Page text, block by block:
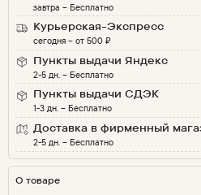
завтра – Бесплатно
Курьерская-Экспресс
сегодня– от 500 ₽
Пункты выдачи Яндекс
2-5 дн. – Бесплатно
Пункты выдачи СДЭК
1-3 дн.– Бесплатно
Доставка в фирменный
2-5 дн.– Бесплатно
О товаре